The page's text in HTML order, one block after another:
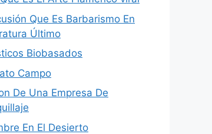
Que Es Barbarismo En
Último
Biobasados
Campo
De Una Empresa De
En El Desierto